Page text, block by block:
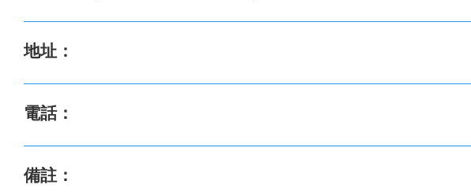
地址：
電話：
備註：